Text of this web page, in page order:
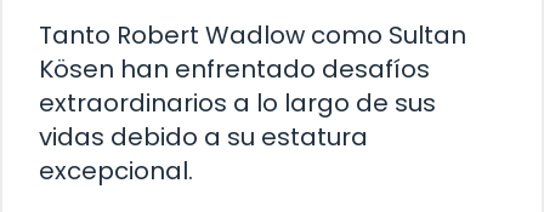
Tanto Robert Wadlow como Sultan
Kösen han enfrentado desafíos
extraordinarios a lo largo de sus
vidas debido a su estatura
excepcional.